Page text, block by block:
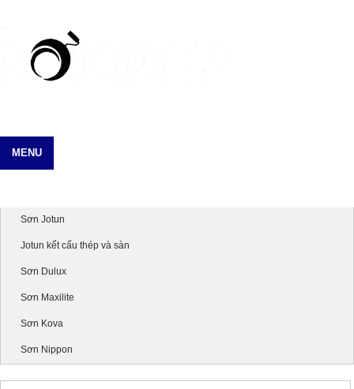
MENU
Sơn Jotun
Jotun kết cấu thép và sàn
Sơn Dulux
Sơn Maxilite
Sơn Kova
Sơn Nippon